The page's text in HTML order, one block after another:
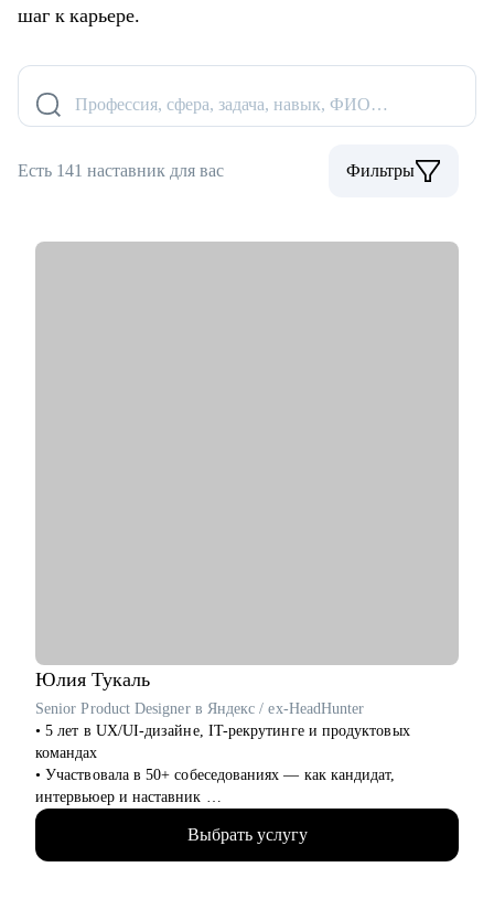
шаг к карьере.
Профессия, сфера, задача, навык, ФИО…
Есть 141 наставник для вас Фильтры
Юлия Тукаль
Senior Product Designer в Яндекс / ex-HeadHunter
• 5 лет в UX/UI-дизайне, IT-рекрутинге и продуктовых
командах
• Участвовала в 50+ собеседованиях — как кандидат,
интервьюер и наставник
• Работала над B2C- и B2B-сервисами в экосистемах с
миллионами пользователей
• Знаю, как пройти путь от курсов до оффера — сама его
Выбрать услугу